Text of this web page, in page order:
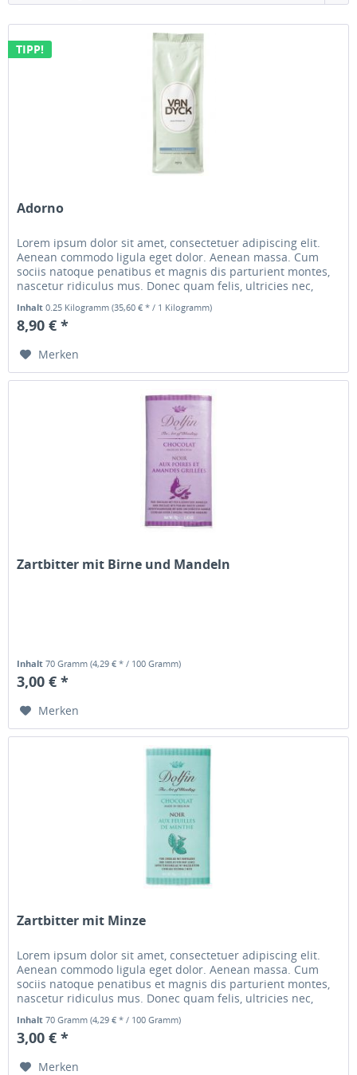
TIPP!
Adorno
Lorem ipsum dolor sit amet, consectetuer adipiscing elit.
Aenean commodo ligula eget dolor. Aenean massa. Cum
sociis natoque penatibus et magnis dis parturient montes,
nascetur ridiculus mus. Donec quam felis, ultricies nec,
pellentesque...
Inhalt0.25 Kilogramm(35,60 € * / 1 Kilogramm)
8,90 € *
Merken
Zartbitter mit Birne und Mandeln
Inhalt70 Gramm(4,29 € * / 100 Gramm)
3,00 € *
Merken
Zartbitter mit Minze
Lorem ipsum dolor sit amet, consectetuer adipiscing elit.
Aenean commodo ligula eget dolor. Aenean massa. Cum
sociis natoque penatibus et magnis dis parturient montes,
nascetur ridiculus mus. Donec quam felis, ultricies nec,
Inhalt70 Gramm(4,29 € * / 100 Gramm)
3,00 € *
Merken